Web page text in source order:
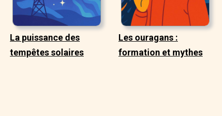
La puissance des
tempêtes solaires
Les ouragans :
formation et mythes